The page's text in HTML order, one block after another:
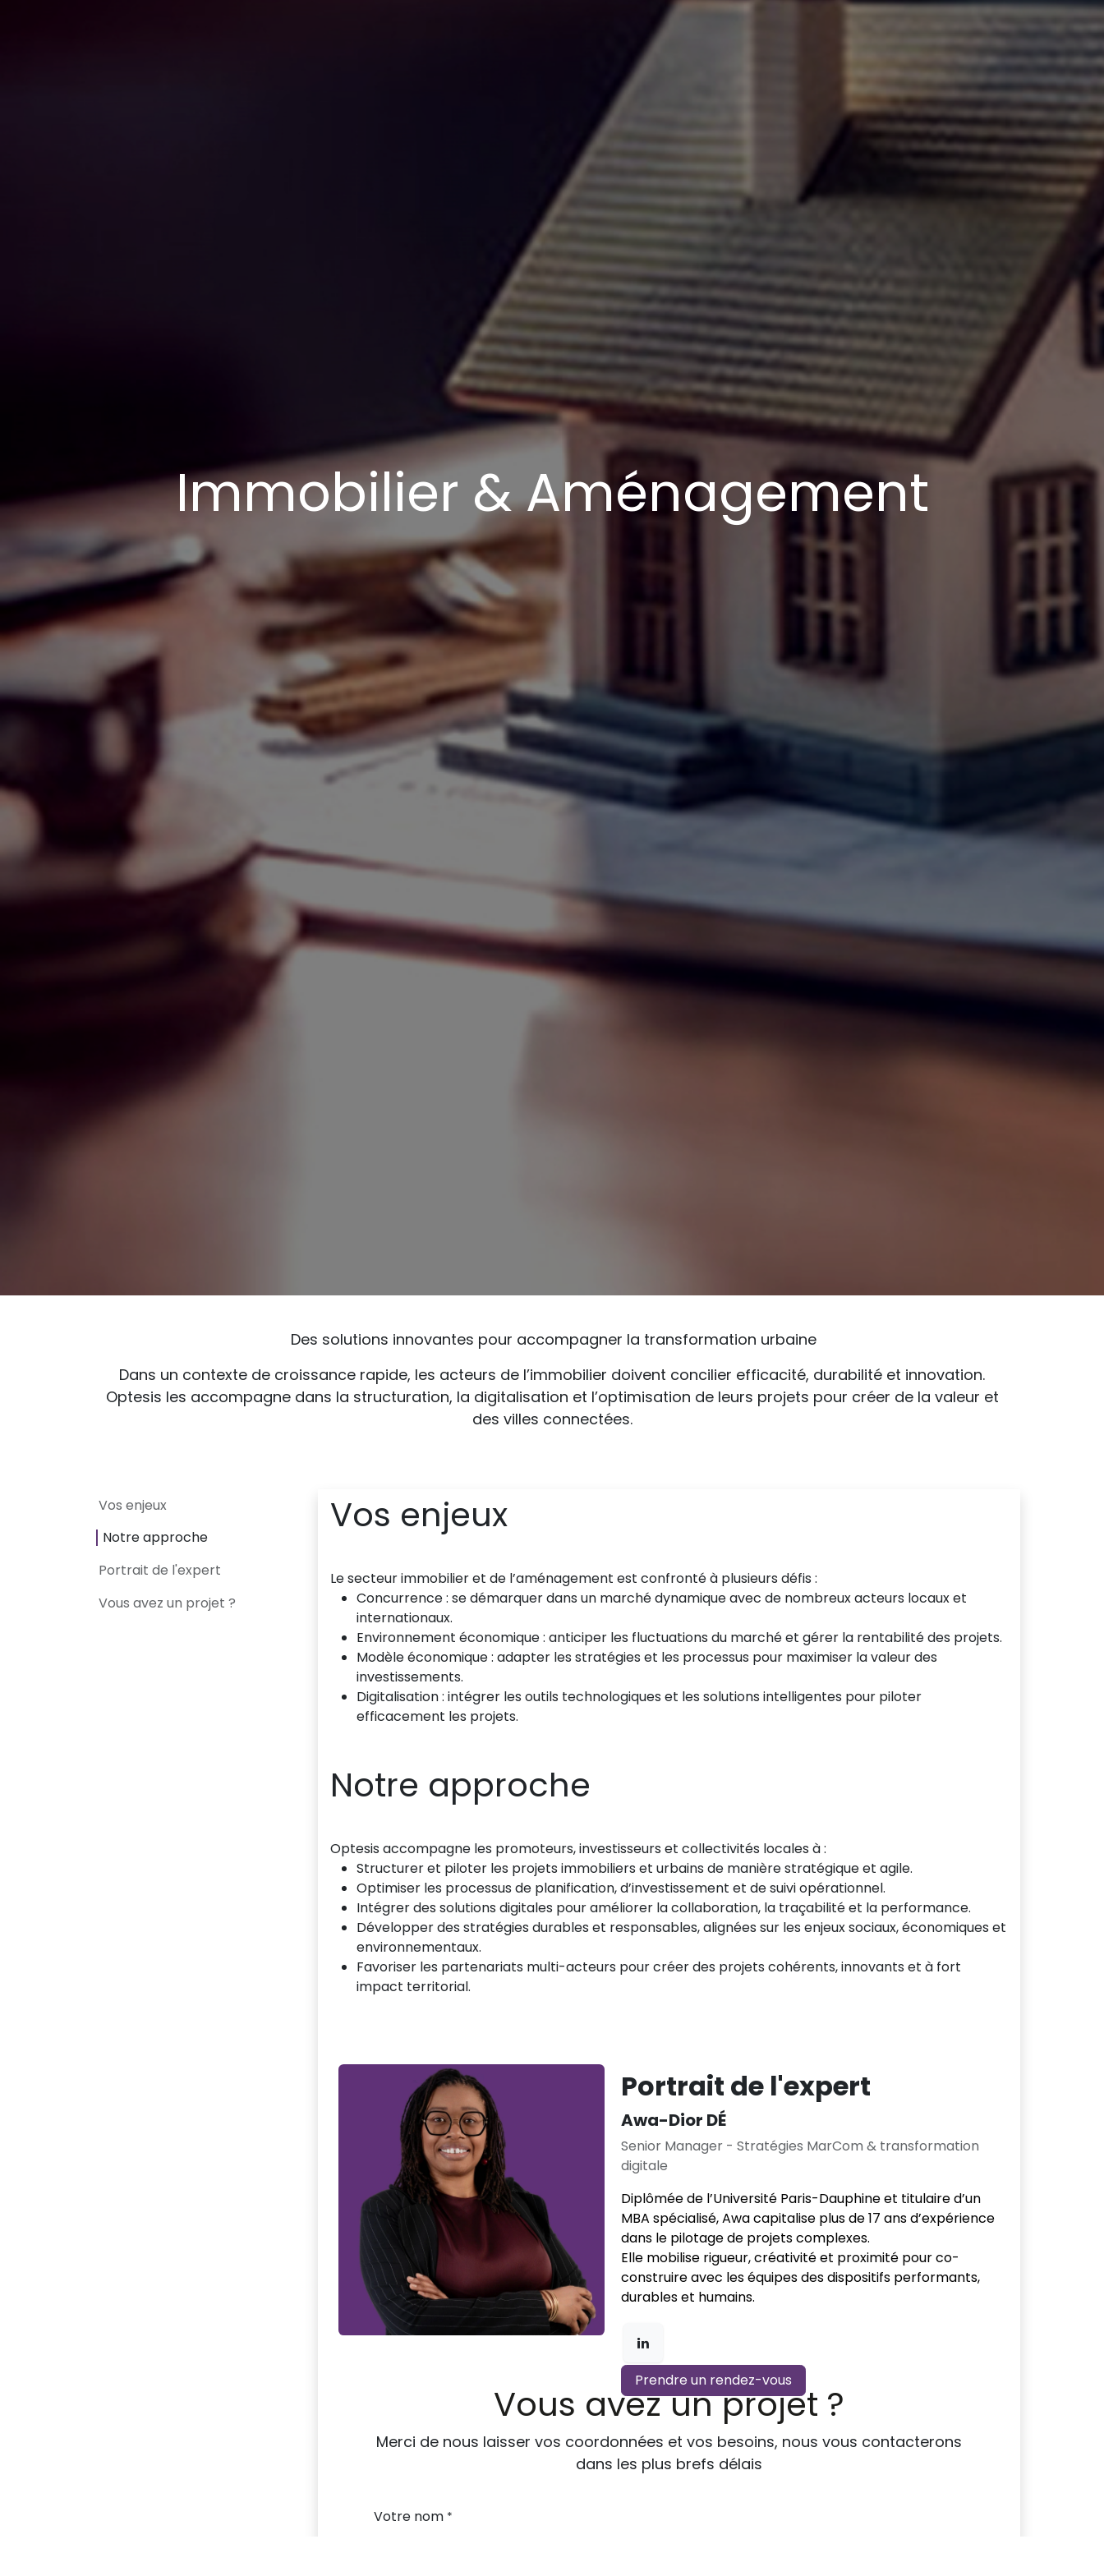
Immobilier & Aménagement
Des solutions innovantes pour accompagner la transformation urbaine
Dans un contexte de croissance rapide, les acteurs de l’immobilier doivent concilier efficacité, durabilité et innovation.
Optesis les accompagne dans la structuration, la digitalisation et l’optimisation de leurs projets pour créer de la valeur et
des villes connectées.
Vos enjeux
Notre approche
Portrait de l'expert
Vous avez un projet ?
Vos enjeux
Le secteur immobilier et de l’aménagement est confronté à plusieurs défis :
Concurrence : se démarquer dans un marché dynamique avec de nombreux acteurs locaux et
internationaux.
Environnement économique : anticiper les fluctuations du marché et gérer la rentabilité des projets.
Modèle économique : adapter les stratégies et les processus pour maximiser la valeur des
investissements.
Digitalisation : intégrer les outils technologiques et les solutions intelligentes pour piloter
efficacement les projets.
Notre approche
Optesis accompagne les promoteurs, investisseurs et collectivités locales à :
Structurer et piloter les projets immobiliers et urbains de manière stratégique et agile.
Optimiser les processus de planification, d’investissement et de suivi opérationnel.
Intégrer des solutions digitales pour améliorer la collaboration, la traçabilité et la performance.
Développer des stratégies durables et responsables, alignées sur les enjeux sociaux, économiques et
environnementaux.
Favoriser les partenariats multi-acteurs pour créer des projets cohérents, innovants et à fort
impact territorial.
Portrait de l'expert
Awa-Dior DÉ
Senior Manager - Stratégies MarCom & transformation
digitale
Diplômée de l’Université Paris-Dauphine et titulaire d’un
MBA spécialisé, Awa capitalise plus de 17 ans d’expérience
dans le pilotage de projets complexes.
Elle mobilise rigueur, créativité et proximité pour co-
construire avec les équipes des dispositifs performants,
durables et humains.
Prendre un rendez-vous
Vous avez un projet ?
Merci de nous laisser vos coordonnées et vos besoins, nous vous contacterons
dans les plus brefs délais
Votre nom*